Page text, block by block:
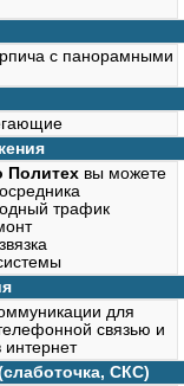
с панорамными
Политехвы можете
трафик
для
связью и
СКС)